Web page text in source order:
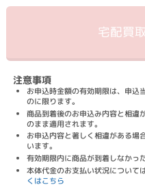
宅配買
注意事項
お申込時金額の有効期限は、申込
のに限ります。
商品到着後のお申込み内容と相違
のまま適用されます。
お申込内容と著しく相違がある場
います。
有効期限内に商品が到着しなかっ
本体代金のお支払い状況について
くはこちら